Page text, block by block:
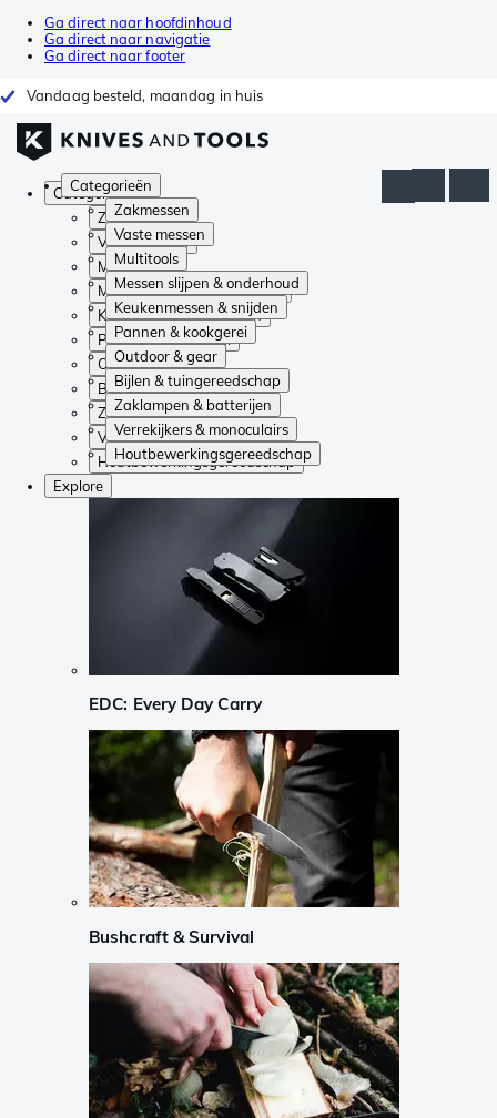
Ga direct naar hoofdinhoud
Ga direct naar navigatie
Ga direct naar footer
Vandaag besteld, maandag in huis
Categorieën
Zakmessen
Vaste messen
Multitools
Messen slijpen & onderhoud
Keukenmessen & snijden
Pannen & kookgerei
Outdoor & gear
Bijlen & tuingereedschap
Zaklampen & batterijen
Verrekijkers & monoculairs
Houtbewerkingsgereedschap
Categorieën
Zakmessen
Vaste messen
Multitools
Messen slijpen & onderhoud
Keukenmessen & snijden
Pannen & kookgerei
Outdoor & gear
Bijlen & tuingereedschap
Zaklampen & batterijen
Verrekijkers & monoculairs
Houtbewerkingsgereedschap
Explore
EDC: Every Day Carry
Bushcraft & Survival